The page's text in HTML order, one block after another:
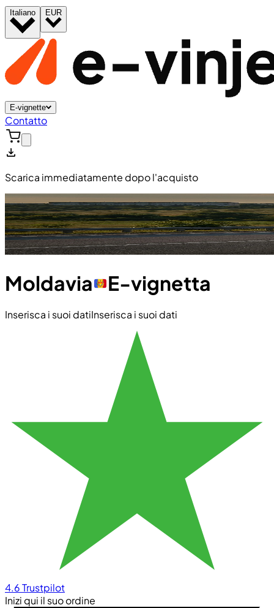
Italiano EUR
E-vignette
Contatto
Scarica immediatamente dopo l'acquisto
Moldavia E-vignetta
Inserisca i suoi datiInserisca i suoi dati
4.6Trustpilot
Inizi qui il suo ordine